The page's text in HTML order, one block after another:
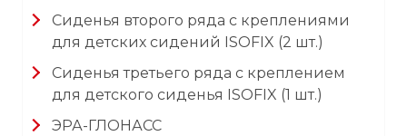
Сиденья второго ряда с креплениями
для детских сидений ISOFIX (2 шт.)
Сиденья третьего ряда с креплением
для детского сиденья ISOFIX (1 шт.)
ЭРА-ГЛОНАСС